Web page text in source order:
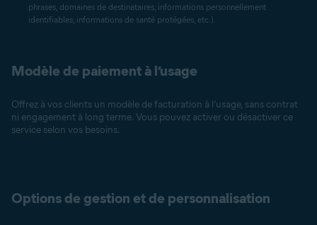
phrases, domaines de destinataires, informations personnellement
identifiables; informations de santé protégées, etc.).
Modèle de paiement à l’usage
Offrez à vos clients un modèle de facturation à l’usage, sans contrat
ni engagement à long terme. Vous pouvez activer ou désactiver ce
service selon vos besoins.
Options de gestion et de personnalisation